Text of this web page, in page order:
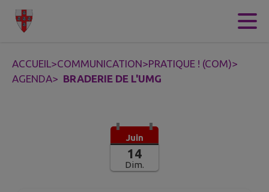
Contenu
ACCUEIL>COMMUNICATION>PRATIQUE ! (COM)>
AGENDA> BRADERIE DE L'UMG
Juin
14
Dim.